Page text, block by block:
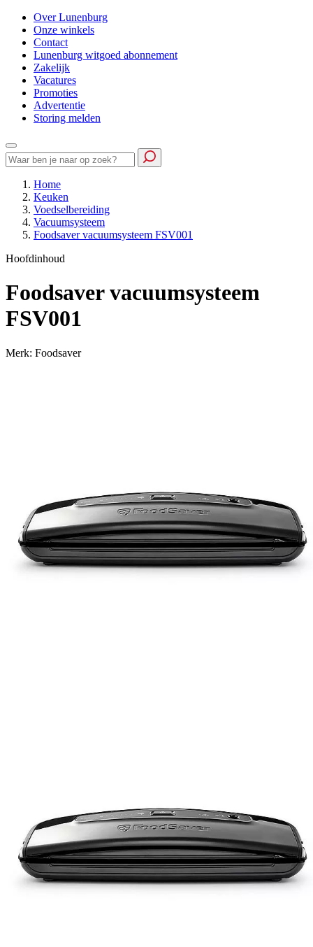
Over Lunenburg
Onze winkels
Contact
Lunenburg witgoed abonnement
Zakelijk
Vacatures
Promoties
Advertentie
Storing melden
Home
Keuken
Voedselbereiding
Vacuumsysteem
Foodsaver vacuumsysteem FSV001
Hoofdinhoud
Foodsaver vacuumsysteem
FSV001
Merk: Foodsaver